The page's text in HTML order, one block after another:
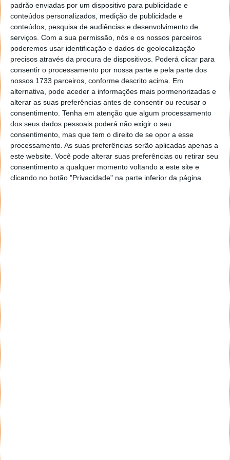
padrão enviadas por um dispositivo para publicidade e
conteúdos personalizados, medição de publicidade e
conteúdos, pesquisa de audiências e desenvolvimento de
serviços. Com a sua permissão, nós e os nossos parceiros
poderemos usar identificação e dados de geolocalização
precisos através da procura de dispositivos. Poderá clicar para
consentir o processamento por nossa parte e pela parte dos
nossos 1733 parceiros, conforme descrito acima. Em
alternativa, pode aceder a informações mais pormenorizadas e
alterar as suas preferências antes de consentir ou recusar o
consentimento. Tenha em atenção que algum processamento
dos seus dados pessoais poderá não exigir o seu
consentimento, mas que tem o direito de se opor a esse
processamento. As suas preferências serão aplicadas apenas a
este website. Você pode alterar suas preferências ou retirar seu
consentimento a qualquer momento voltando a este site e
clicando no botão "Privacidade" na parte inferior da página.